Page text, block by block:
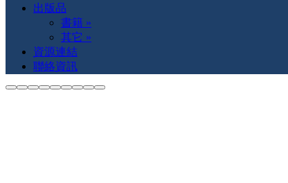
出版品
書籍 »
其它 »
資源連結
聯絡資訊